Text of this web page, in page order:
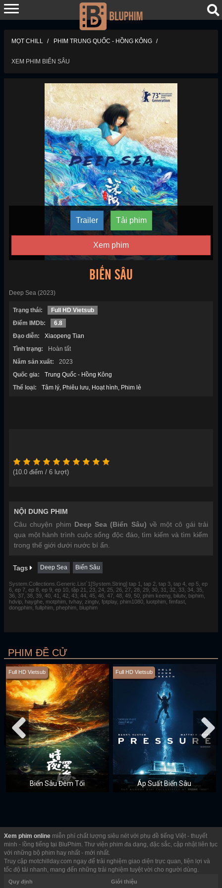
MỌT CHILL PHIM TRUNG QUỐC - HỒNG KÔNG
XEM PHIM BIỂN SÂU
Trailer Tải phim
Xem phim
BIỂN SÂU
Deep Sea (2023)
Trạng thái:
Full HD Vietsub
Điểm IMDb:
6.8
Đạo diễn:
Xiaopeng Tian
Tình trạng:
Hoàn tất
Năm sản xuất:
2023
Quốc gia:
Trung Quốc - Hồng Kông
Thể loại:
Tâm lý Phiêu lưu Hoạt hình Phim lẻ
(10.0 điểm / 6 lượt)
NỘI DUNG PHIM
Câu chuyện phim Deep Sea (Biển Sâu) về một cô gái trải
qua một hành trình cuộc sống độc đáo, tìm kiếm và tìm kiếm
trong thế giới dưới nước bí ẩn.
Tags Deep Sea Biển Sâu
System.Collections.Generic.List`1[System.String] tap 1, tap 2, tap 3, tap 4, ep 5, ep
6, ep 7, ep 8, ep 9, ep 10, tập 21, 23, 24, 25, 26, 27, 28, 29, 30, 31, 32, 33, 34, 35,
36, 37, 38, 39, 40, 41, 42, 43, 44, 45, 46, 47, 48, 49, 50, phim keeng, bilutv, biphim,
hdvip, hayghe, motphim, tvhay, zingtv, fptplay, phim1080, luotphim, fimfast,
dongphim, fullphim, phephim, bluphim
PHIM ĐỀ CỬ
Full HD Vietsub
Biển Sâu Đêm Tối
Full HD Vietsub
Áp Suất Biển Sâu
Xem phim online miễn phí chất lượng siêu nét với phụ đề tiếng Việt - thuyết
minh - lồng tiếng tại BluPhim. Thư viện phim đa dạng, đặc sắc, cập nhật liên tục
với những bộ phim hay nhất - mới nhất.
Truy cập motchillday.com ngay để trải nghiệm giao diện trực quan, tiện lợi và
tốc độ tải nhanh, mang đến những trải nghiệm tuyệt vời cho người dùng.
Quy định Giới thiệu